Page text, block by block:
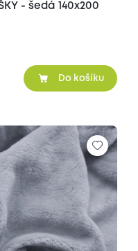
- šedá 140x200
Do košíku